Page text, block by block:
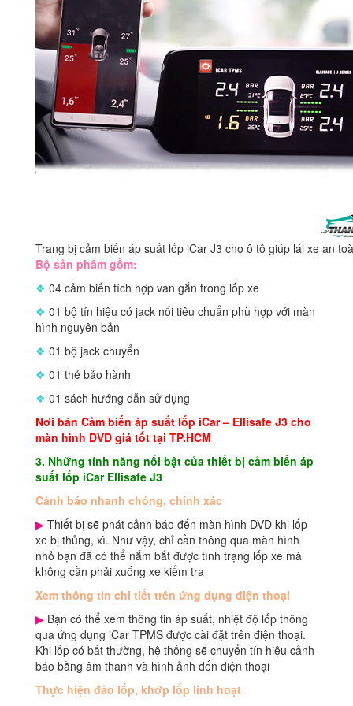
Trang bị cảm biến áp suất lốp iCar J3 cho ô tô giúp lái xe an
Bộ sản phẩm gồm:
❖ 04 cảm biến tích hợp van gắn trong lốp xe
❖ 01 bộ tín hiệu có jack nối tiêu chuẩn phù hợp với màn
hình nguyên bản
❖ 01 bộ jack chuyển
❖ 01 thẻ bảo hành
❖ 01 sách hướng dẫn sử dụng
Nơi bán Cảm biến áp suất lốp iCar– Ellisafe J3 cho
màn hình DVD giá tốt tại TP.HCM
3. Những tính năng nổi bật của thiết bị cảm biến áp
suất lốp iCar Ellisafe J3
Cảnh báo nhanh chóng, chính xác
▶ Thiết bị sẽ phát cảnh báo đến màn hình DVD khi lốp
xe bị thủng, xì. Như vậy, chỉ cần thông qua màn hình
nhỏ bạn đã có thể nắm bắt được tình trạng lốp xe mà
không cần phải xuống xe kiểm tra
Xem thông tin chi tiết trên ứng dụng điện thoại
▶ Bạn có thể xem thông tin áp suất, nhiệt độ lốp thông
qua ứng dụng iCar TPMS được cài đặt trên điện thoại.
Khi lốp có bất thường, hệ thống sẽ chuyển tín hiệu cảnh
báo bằng âm thanh và hình ảnh đến điện thoại
Thực hiện đảo lốp, khớp lốp linh hoạt